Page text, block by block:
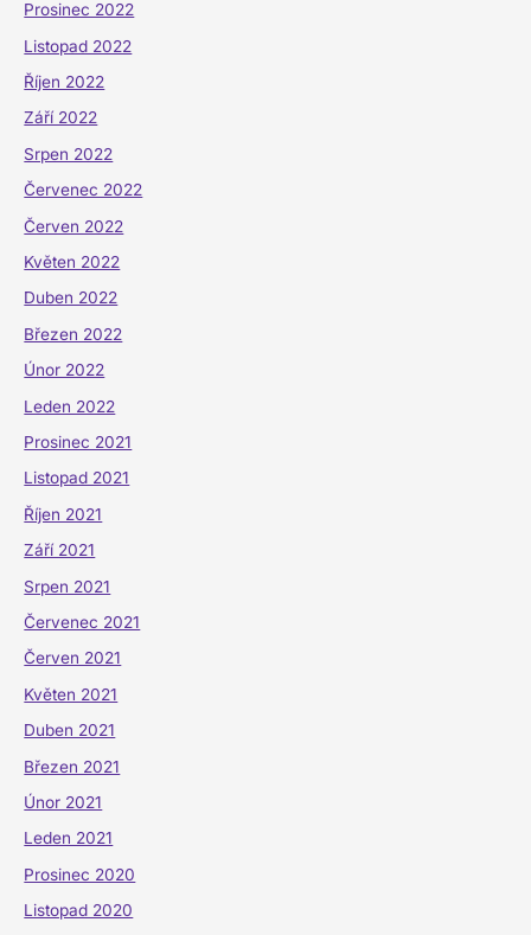
Prosinec 2022
Listopad 2022
Říjen 2022
Září 2022
Srpen 2022
Červenec 2022
Červen 2022
Květen 2022
Duben 2022
Březen 2022
Únor 2022
Leden 2022
Prosinec 2021
Listopad 2021
Říjen 2021
Září 2021
Srpen 2021
Červenec 2021
Červen 2021
Květen 2021
Duben 2021
Březen 2021
Únor 2021
Leden 2021
Prosinec 2020
Listopad 2020